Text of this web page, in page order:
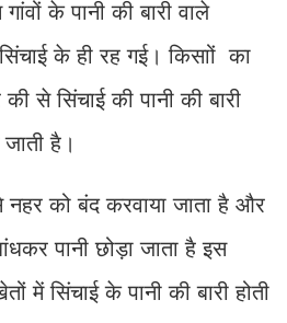
के पानी की बारी वाले
के ही रह गई। किसाों का
से सिंचाई की पानी की बारी
है।
को बंद करवाया जाता है और
पानी छोड़ा जाता है इस
में सिंचाई के पानी की बारी होती